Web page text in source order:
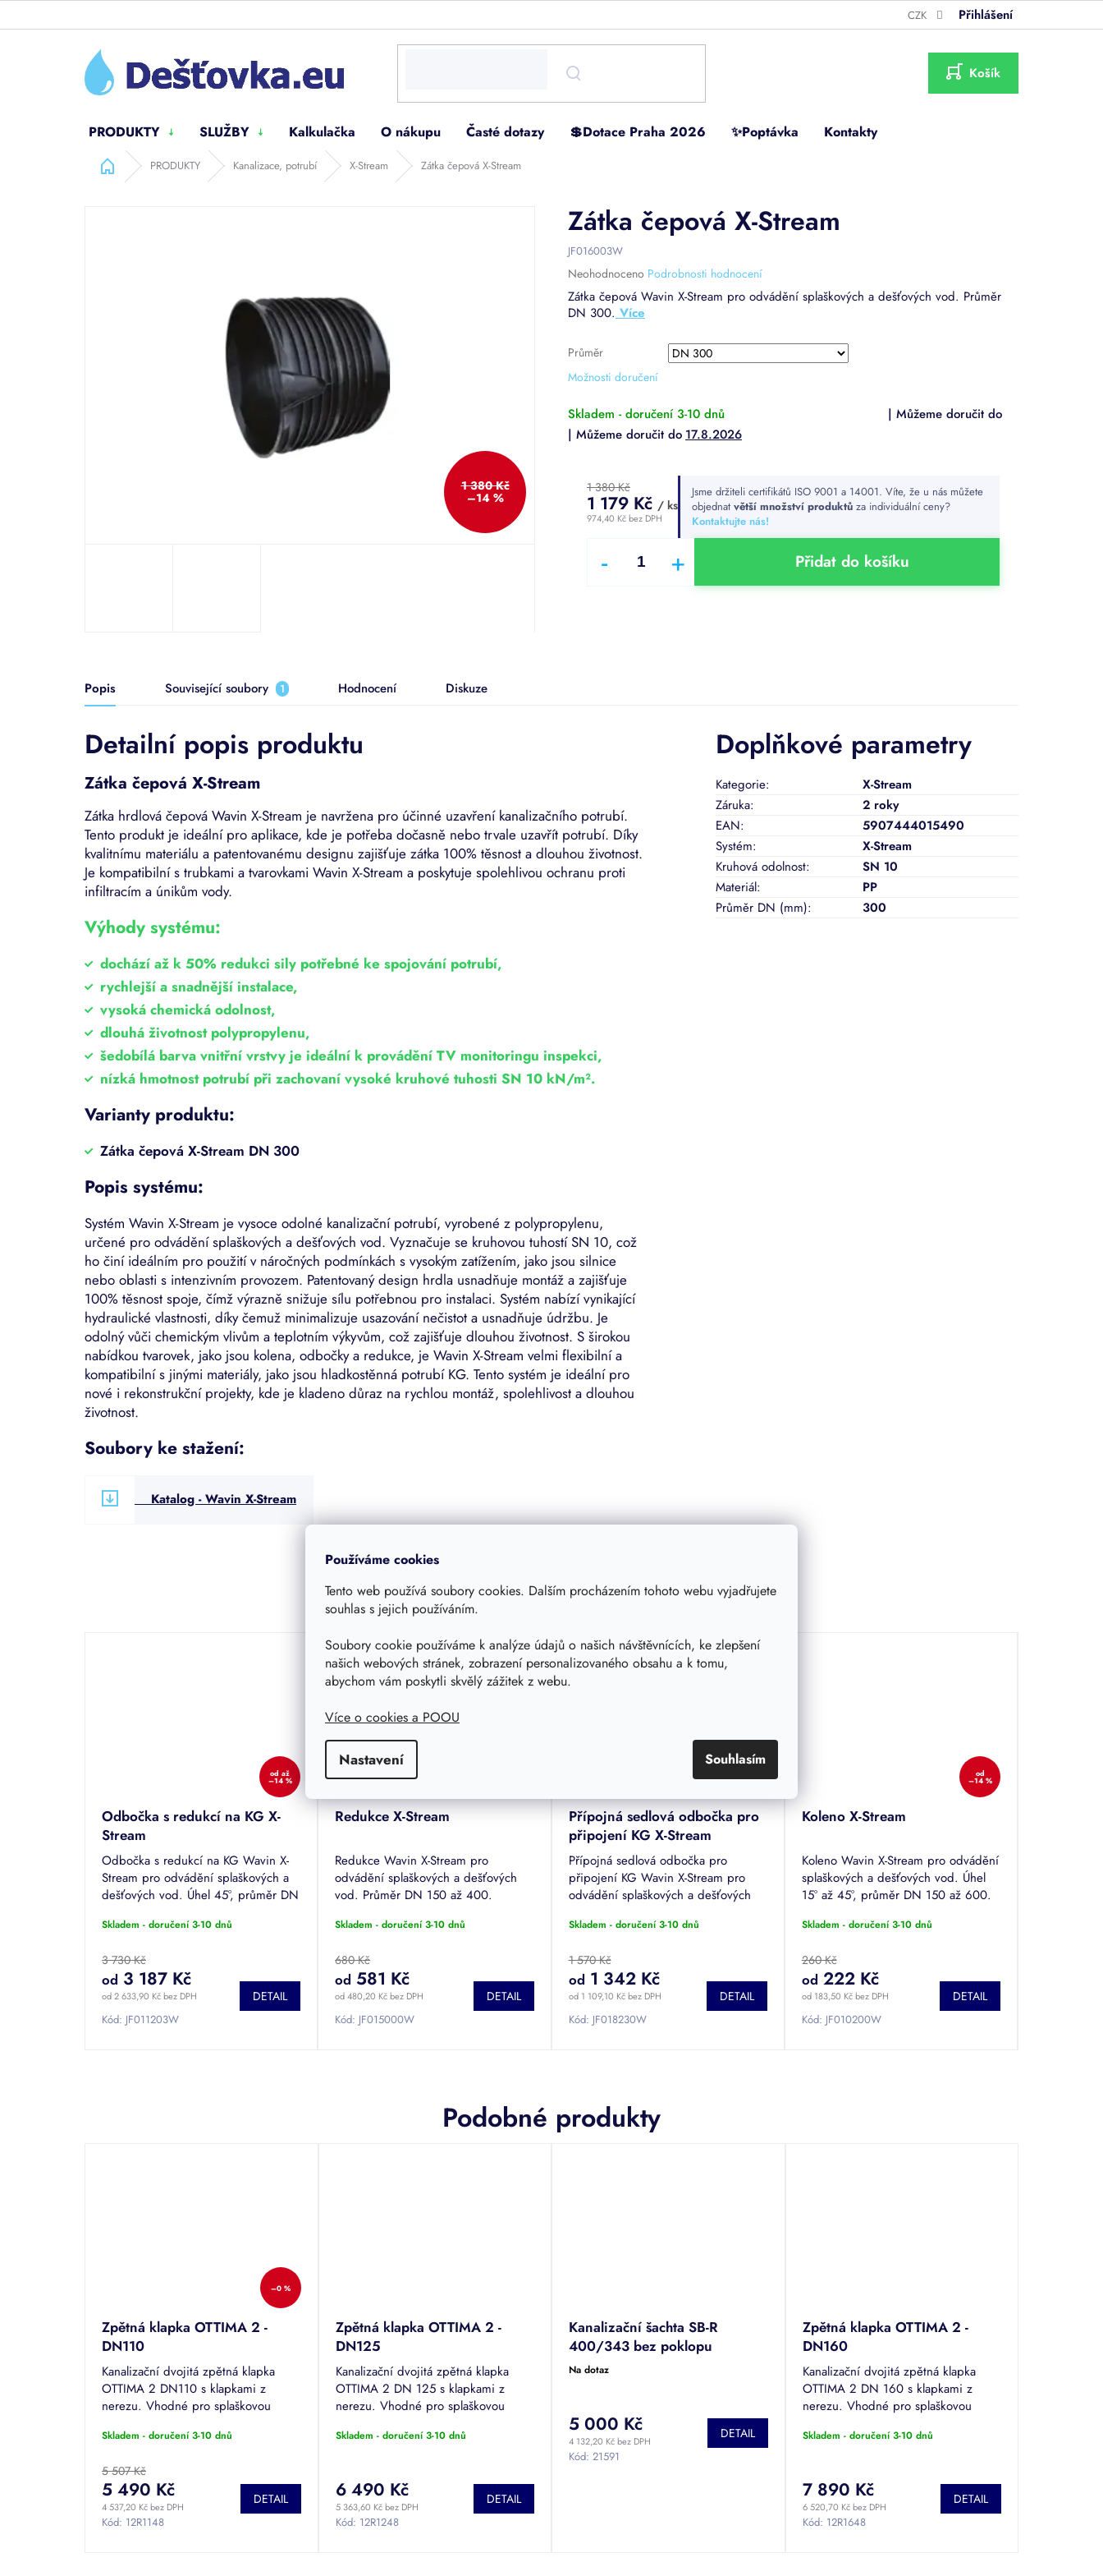
Používáme cookies
Tento web používá soubory cookies. Dalším procházením tohoto webu vyjadřujete
souhlas s jejich používáním.
Soubory cookie používáme k analýze údajů o našich návštěvnících, ke zlepšení
našich webových stránek, zobrazení personalizovaného obsahu a k tomu,
abychom vám poskytli skvělý zážitek z webu.
Více o cookies a POOU
Nastavení Souhlasím
CZK Přihlášení
NÁKUPNÍ
KOŠÍK
PRODUKTY SLUŽBY Kalkulačka O nákupu Časté dotazy 💲Dotace Praha 2026 ✨Poptávka Kontakty
Domů PRODUKTY Kanalizace, potrubí X-Stream Zátka čepová X-Stream
1 380 Kč
–14 %
Průměr
Možnosti doručení
Zátka čepová Wavin X-Stream pro odvádění splaškových a dešťových vod. Průměr
DN 300.
Zátka čepová X-Stream
JF016003W
Průměrné
hodnocení
produktu
je
z
hvězdiček.
Neohodnoceno Podrobnosti hodnocení
Skladem - doručení 3-10 dnů
17.8.2026
1 380 Kč
1 179 Kč / ks
974,40 Kč bez DPH
Jsme držiteli certifikátů ISO 9001 a 14001. Víte, že u nás můžete
objednat větší množství produktů za individuální ceny?
Kontaktujte nás!
Přidat do košíku
Související produkty
odaž
–14 %
Odbočka s redukcí na KG X-
Stream
Odbočka s redukcí na KG Wavin X-
Stream pro odvádění splaškových a
dešťových vod. Úhel 45°, průměr DN
Skladem - doručení 3-10 dnů
3 730 Kč
od 2 633,90 Kč bez DPH
od 3 187 Kč
DETAIL
Kód: JF011203W
Redukce X-Stream
Redukce Wavin X-Stream pro
odvádění splaškových a dešťových
vod. Průměr DN 150 až 400.
Skladem - doručení 3-10 dnů
680 Kč
od 480,20 Kč bez DPH
od 581 Kč
DETAIL
Kód: JF015000W
–14 %
Přípojná sedlová odbočka pro
připojení KG X-Stream
Přípojná sedlová odbočka pro
připojení KG Wavin X-Stream pro
odvádění splaškových a dešťových
Skladem - doručení 3-10 dnů
1 570 Kč
od 1 109,10 Kč bez DPH
od 1 342 Kč
DETAIL
Kód: JF018230W
od
–14 %
Koleno X-Stream
Koleno Wavin X-Stream pro odvádění
splaškových a dešťových vod. Úhel
15° až 45°, průměr DN 150 až 600.
Skladem - doručení 3-10 dnů
260 Kč
od 183,50 Kč bez DPH
od 222 Kč
DETAIL
Kód: JF010200W
Popis Související soubory 1 Hodnocení Diskuze
Detailní popis produktu
Zátka čepová X-Stream
Zátka hrdlová čepová Wavin X-Stream je navržena pro účinné uzavření kanalizačního potrubí.
Tento produkt je ideální pro aplikace, kde je potřeba dočasně nebo trvale uzavřít potrubí. Díky
kvalitnímu materiálu a patentovanému designu zajišťuje zátka 100% těsnost a dlouhou životnost.
Je kompatibilní s trubkami a tvarovkami Wavin X-Stream a poskytuje spolehlivou ochranu proti
infiltracím a únikům vody.
Výhody systému:
dochází až k 50% redukci sily potřebné ke spojování potrubí,
rychlejší a snadnější instalace,
vysoká chemická odolnost,
dlouhá životnost polypropylenu,
šedobílá barva vnitřní vrstvy je ideální k provádění TV monitoringu inspekci,
nízká hmotnost potrubí při zachovaní vysoké kruhové tuhosti SN 10 kN/m².
Varianty produktu:
Zátka čepová X-Stream DN 300
Popis systému:
Systém Wavin X-Stream je vysoce odolné kanalizační potrubí, vyrobené z polypropylenu,
určené pro odvádění splaškových a dešťových vod. Vyznačuje se kruhovou tuhostí SN 10, což
ho činí ideálním pro použití v náročných podmínkách s vysokým zatížením, jako jsou silnice
nebo oblasti s intenzivním provozem. Patentovaný design hrdla usnadňuje montáž a zajišťuje
100% těsnost spoje, čímž výrazně snižuje sílu potřebnou pro instalaci. Systém nabízí vynikající
hydraulické vlastnosti, díky čemuž minimalizuje usazování nečistot a usnadňuje údržbu. Je
odolný vůči chemickým vlivům a teplotním výkyvům, což zajišťuje dlouhou životnost. S širokou
nabídkou tvarovek, jako jsou kolena, odbočky a redukce, je Wavin X-Stream velmi flexibilní a
kompatibilní s jinými materiály, jako jsou hladkostěnná potrubí KG. Tento systém je ideální pro
nové i rekonstrukční projekty, kde je kladeno důraz na rychlou montáž, spolehlivost a dlouhou
životnost.
Soubory ke stažení:
Katalog - Wavin X-Stream
Doplňkové parametry
Kategorie:
X-Stream
Záruka:
2 roky
EAN:
5907444015490
Systém:
X-Stream
Kruhová odolnost:
SN 10
Materiál:
PP
Průměr DN (mm): 300
Podobné produkty
–0 %
Zpětná klapka OTTIMA 2 -
DN110
Kanalizační dvojitá zpětná klapka
OTTIMA 2 DN110 s klapkami z
nerezu. Vhodné pro splaškovou
Skladem - doručení 3-10 dnů
5 507 Kč
4 537,20 Kč bez DPH
5 490 Kč DETAIL
Kód: 12R1148
Zpětná klapka OTTIMA 2 -
DN125
Kanalizační dvojitá zpětná klapka
OTTIMA 2 DN 125 s klapkami z
nerezu. Vhodné pro splaškovou
Skladem - doručení 3-10 dnů
5 363,60 Kč bez DPH
6 490 Kč DETAIL
Kód: 12R1248
Kanalizační šachta SB-R
400/343 bez poklopu
Na dotaz
4 132,20 Kč bez DPH
5 000 Kč DETAIL
Kód: 21591
Zpětná klapka OTTIMA 2 -
DN160
Kanalizační dvojitá zpětná klapka
OTTIMA 2 DN 160 s klapkami z
nerezu. Vhodné pro splaškovou
Skladem - doručení 3-10 dnů
6 520,70 Kč bez DPH
7 890 Kč DETAIL
Kód: 12R1648